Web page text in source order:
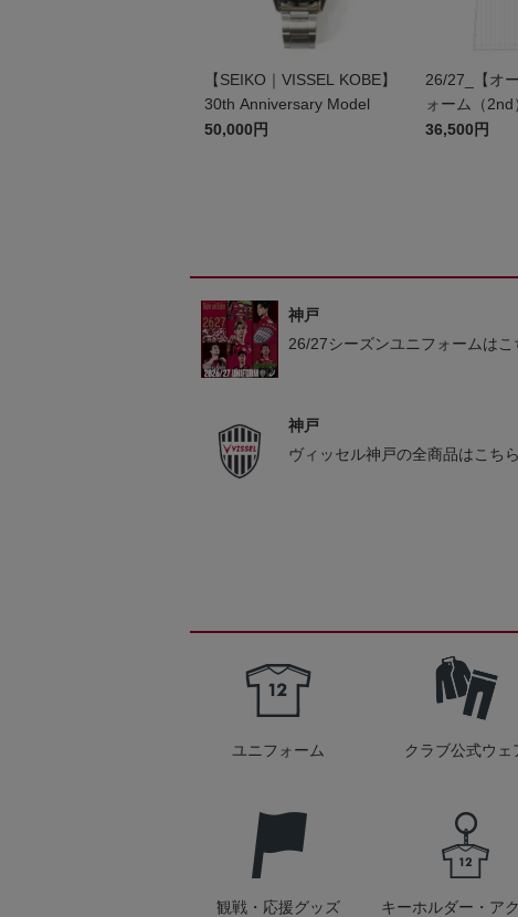
【SEIKO｜VISSEL KOBE】
30th Anniversary Model
50,000円
26/27_【オ
ォーム（2nd
36,500円
神戸
26/27シーズンユニフォームはこ
神戸
ヴィッセル神戸の全商品はこちら
ユニフォーム クラブ公式ウェ
観戦・応援グッズ キーホルダー・ア